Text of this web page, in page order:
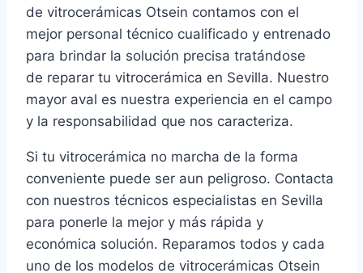
de vitrocerámicas Otsein contamos con el
mejor personal técnico cualificado y entrenado
para brindar la solución precisa tratándose
de reparar tu vitrocerámica en Sevilla. Nuestro
mayor aval es nuestra experiencia en el campo
y la responsabilidad que nos caracteriza.
Si tu vitrocerámica no marcha de la forma
conveniente puede ser aun peligroso. Contacta
con nuestros técnicos especialistas en Sevilla
para ponerle la mejor y más rápida y
económica solución. Reparamos todos y cada
uno de los modelos de vitrocerámicas Otsein